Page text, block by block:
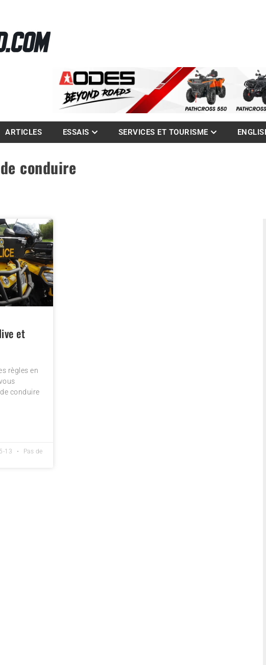
ARTICLES ESSAIS SERVICES ET TOURISME
conduire
et
règles en
conduire
13
Pas de